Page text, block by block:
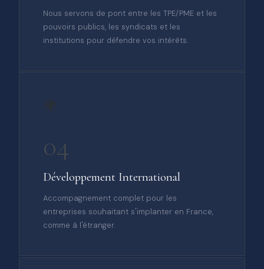
Nous servons de pont entre les TPE/PME et les
pouvoirs publics, les syndicats et les
institutions pour défendre vos intérêts.
04
Développement International
Accompagnement complet pour les
entreprises souhaitant s'implanter en France,
comme à l'étranger.